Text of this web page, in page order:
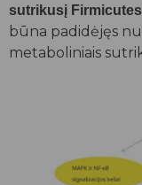
sutrikusį
būna padidėjęs
metaboliniais